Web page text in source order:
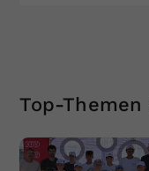
Top-